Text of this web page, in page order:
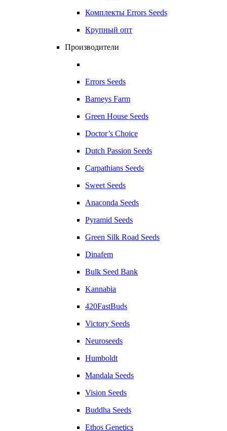
Комплекты Errors Seeds
Крупный опт
Производители
Errors Seeds
Barneys Farm
Green House Seeds
Doctor’s Choice
Dutch Passion Seeds
Carpathians Seeds
Sweet Seeds
Anaconda Seeds
Pyramid Seeds
Green Silk Road Seeds
Dinafem
Bulk Seed Bank
Kannabia
420FastBuds
Victory Seeds
Neuroseeds
Humboldt
Mandala Seeds
Vision Seeds
Buddha Seeds
Ethos Genetics